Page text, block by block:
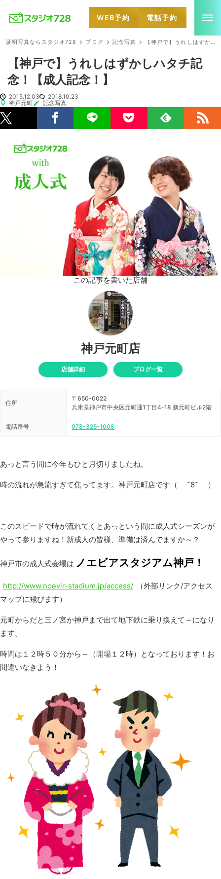
WEB予約 電話予約
証明写真ならスタジオ728 ブログ 記念写真 【神戸で】うれしはずかしハタチ記念！【成人記念！】
【神戸で】うれしはずかしハタチ記
念！【成人記念！】
2015.12.03
2018.10.23
神戸元町
記念写真
この記事を書いた店舗
神戸元町店
店舗詳細 ブログ一覧
住所
〒650-0022
兵庫県神戸市中央区元町通1丁目4-18 新元町ビル2階
電話番号 078-325-1008
あっと言う間に今年もひと月切りましたね。
時の流れが急流すぎて焦ってます。神戸元町店です（ ˘8˘ ）
このスピードで時が流れてくとあっという間に成人式シーズンが
やって参りますね！新成人の皆様、準備は済んでますか～？
神戸市の成人式会場は ノエビアスタジアム神戸！
http://www.noevir-stadium.jp/access/
（外部リンク/アクセス
マップに飛びます）
元町からだと三ノ宮か神戸まで出て地下鉄に乗り換えて～になり
ます。
時間は１２時５０分から～（開場１２時）となっております！お
間違いなきよう！